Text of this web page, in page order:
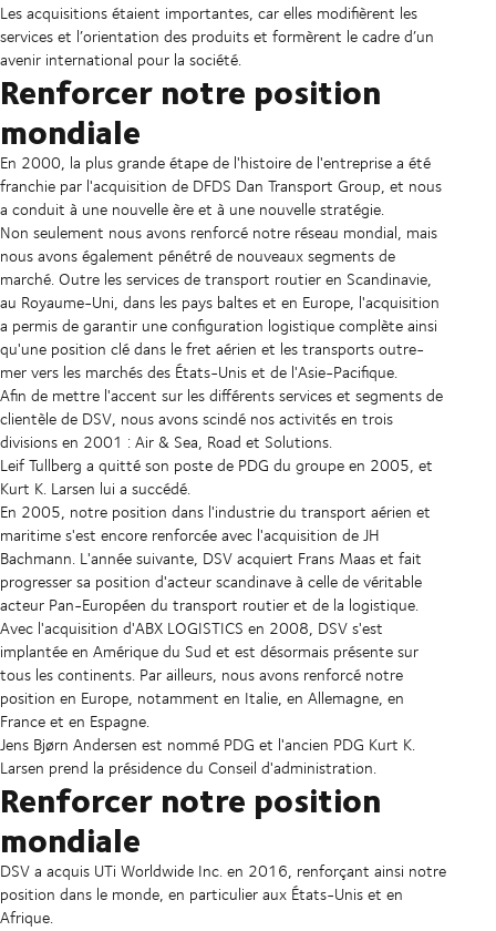
Les acquisitions étaient importantes, car elles modifièrent les
services et l’orientation des produits et formèrent le cadre d’un
avenir international pour la société.
Renforcer notre position
mondiale
En 2000, la plus grande étape de l'histoire de l'entreprise a été
franchie par l'acquisition de DFDS Dan Transport Group, et nous
a conduit à une nouvelle ère et à une nouvelle stratégie.
Non seulement nous avons renforcé notre réseau mondial, mais
nous avons également pénétré de nouveaux segments de
marché. Outre les services de transport routier en Scandinavie,
au Royaume-Uni, dans les pays baltes et en Europe, l'acquisition
a permis de garantir une configuration logistique complète ainsi
qu'une position clé dans le fret aérien et les transports outre-
mer vers les marchés des États-Unis et de l'Asie-Pacifique.
Afin de mettre l'accent sur les différents services et segments de
clientèle de DSV, nous avons scindé nos activités en trois
divisions en 2001 : Air & Sea, Road et Solutions.
Leif Tullberg a quitté son poste de PDG du groupe en 2005, et
Kurt K. Larsen lui a succédé.
En 2005, notre position dans l'industrie du transport aérien et
maritime s'est encore renforcée avec l'acquisition de JH
Bachmann. L'année suivante, DSV acquiert Frans Maas et fait
progresser sa position d'acteur scandinave à celle de véritable
acteur Pan-Européen du transport routier et de la logistique.
Avec l'acquisition d'ABX LOGISTICS en 2008, DSV s'est
implantée en Amérique du Sud et est désormais présente sur
tous les continents. Par ailleurs, nous avons renforcé notre
position en Europe, notamment en Italie, en Allemagne, en
France et en Espagne.
Jens Bjørn Andersen est nommé PDG et l'ancien PDG Kurt K.
Larsen prend la présidence du Conseil d'administration.
Renforcer notre position
mondiale
DSV a acquis UTi Worldwide Inc. en 2016, renforçant ainsi notre
position dans le monde, en particulier aux États-Unis et en
Afrique.